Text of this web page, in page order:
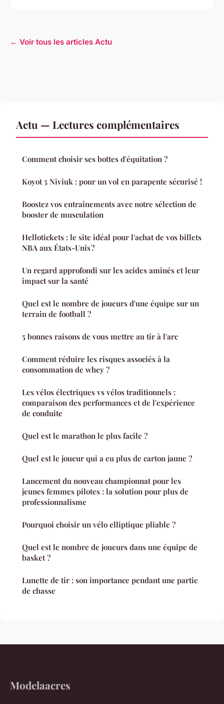
← Voir tous les articles Actu
Actu — Lectures complémentaires
Comment choisir ses bottes d'équitation ?
Koyot 5 Niviuk : pour un vol en parapente sécurisé !
Boostez vos entraînements avec notre sélection de
booster de musculation
Hellotickets : le site idéal pour l'achat de vos billets
NBA aux États-Unis ?
Un regard approfondi sur les acides aminés et leur
impact sur la santé
Quel est le nombre de joueurs d'une équipe sur un
terrain de football ?
5 bonnes raisons de vous mettre au tir à l'arc
Comment réduire les risques associés à la
consommation de whey ?
Les vélos électriques vs vélos traditionnels :
comparaison des performances et de l'expérience
de conduite
Quel est le marathon le plus facile ?
Quel est le joueur qui a eu plus de carton jaune ?
Lancement du nouveau championnat pour les
jeunes femmes pilotes : la solution pour plus de
professionnalisme
Pourquoi choisir un vélo elliptique pliable ?
Quel est le nombre de joueurs dans une équipe de
basket ?
Lunette de tir : son importance pendant une partie
de chasse
Modelaacres